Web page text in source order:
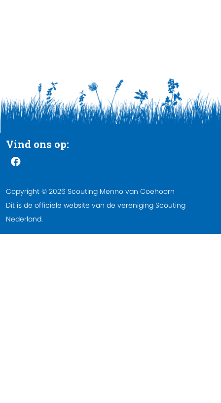
Vind ons op:
Copyright © 2026 Scouting Menno van Coehoorn
Dit is de officiële website van de vereniging Scouting
Nederland.